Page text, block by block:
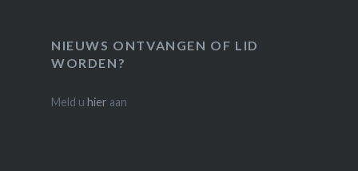
NIEUWS ONTVANGEN OF LID
WORDEN?
Meld u hier aan